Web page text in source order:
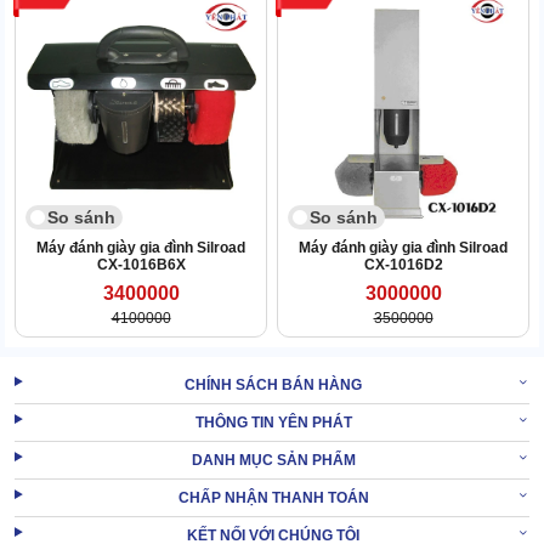
2/ Cần lưu ý gì khi dùng máy đánh giày dành cho
văn phòng Silroad CX-1016BBA
So sánh
Máy đánh giày gia đình Silroad
CX-1016B6X
3400000
4100000
So sánh
Máy đánh giày gia đình Silroad
CX-1016D2
3000000
3500000
CHÍNH SÁCH BÁN HÀNG
THÔNG TIN YÊN PHÁT
DANH MỤC SẢN PHẨM
CHẤP NHẬN THANH TOÁN
KẾT NỐI VỚI CHÚNG TÔI